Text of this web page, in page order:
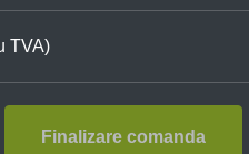
TVA)
Finalizare comanda